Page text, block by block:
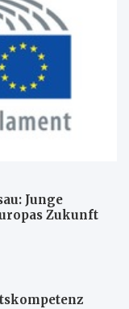
Junge
Zukunft